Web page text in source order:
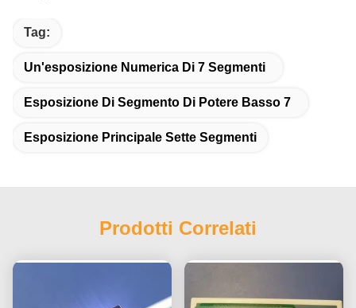
Tag:
Un'esposizione Numerica Di 7 Segmenti
Esposizione Di Segmento Di Potere Basso 7
Esposizione Principale Sette Segmenti
Prodotti Correlati